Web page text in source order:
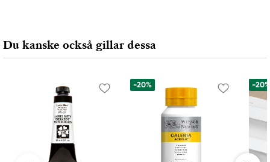
Du kanske också gillar dessa
-20% -